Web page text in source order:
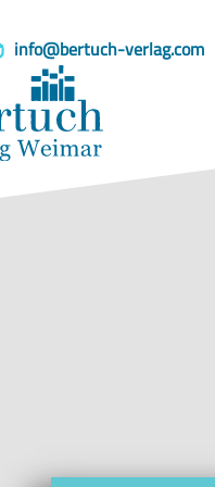
info@bertuch-verlag.com